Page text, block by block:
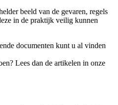
beeld van de gevaren, regels
in de praktijk veilig kunnen
documenten kunt u al vinden
Lees dan de artikelen in onze